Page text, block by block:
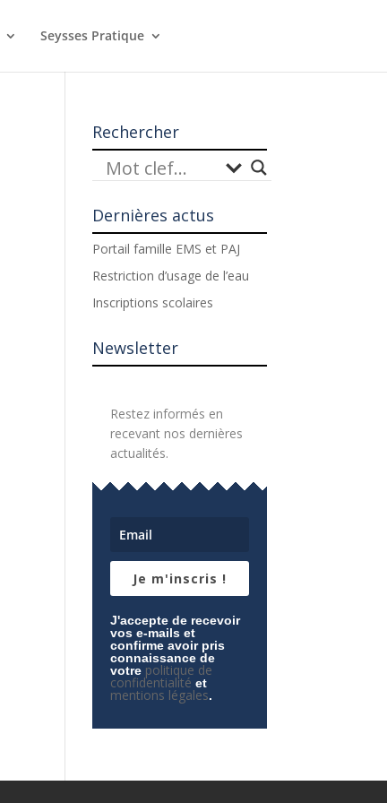
Seysses Pratique
Rechercher
Dernières actus
Portail famille EMS et PAJ
Restriction d’usage de l’eau
Inscriptions scolaires
Newsletter
Restez informés en
recevant nos dernières
actualités.
Je m'inscris !
J'accepte de recevoir
vos e-mails et
confirme avoir pris
connaissance de
votre politique de
confidentialité et
mentions légales.